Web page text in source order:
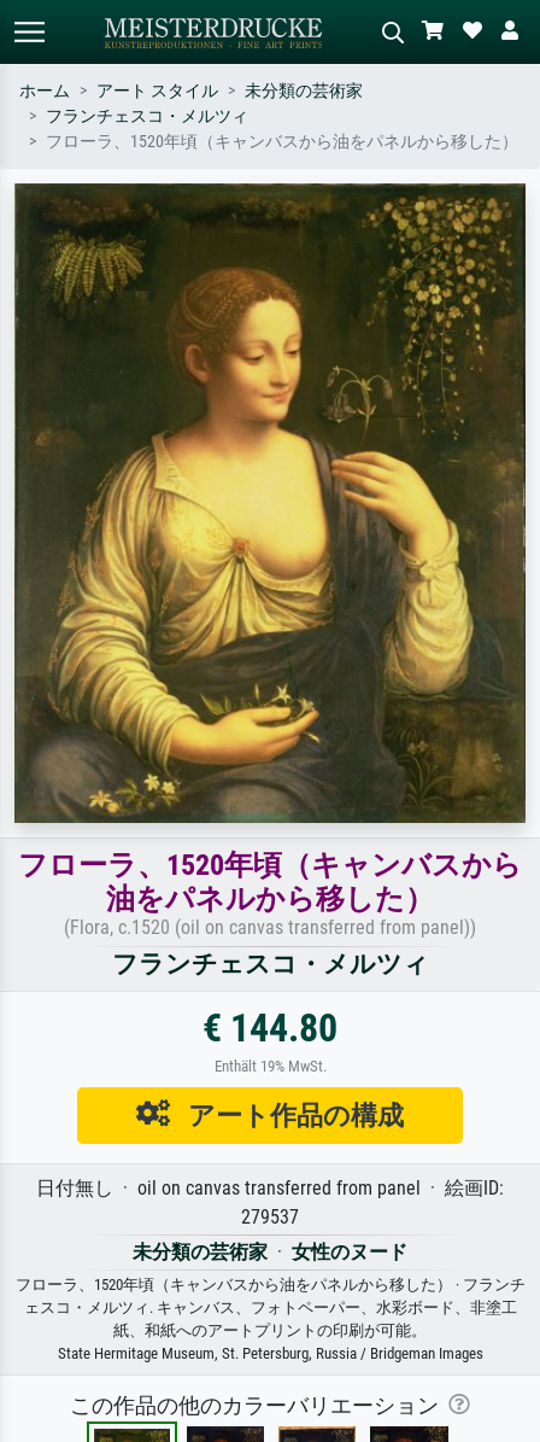
標準検索 AI画像検索
– 例：モネ、星月夜、印象派、北
斎の波、ヌード。
緑の草原、赤の多い抽象画、暗い
油絵、木のそばの立ち姿のヌー
ド。
ホーム アート スタイル
未分類の芸術家
フランチェスコ・メルツィ
フローラ、1520年頃（キャンバスから油をパネルから移した）
フローラ、1520年頃（キャンバスから
油をパネルから移した）
(Flora, c.1520 (oil on canvas transferred from panel))
フランチェスコ・メルツィ
€ 144.80
Enthält 19% MwSt.
アート作品の構成
日付無し · oil on canvas transferred from panel · 絵画ID:
279537
未分類の芸術家 · 女性のヌード
フローラ、1520年頃（キャンバスから油をパネルから移した） · フランチ
ェスコ・メルツィ. キャンバス、フォトペーパー、水彩ボード、非塗工
紙、和紙へのアートプリントの印刷が可能。
State Hermitage Museum, St. Petersburg, Russia / Bridgeman Images
この作品の他のカラーバリエーション